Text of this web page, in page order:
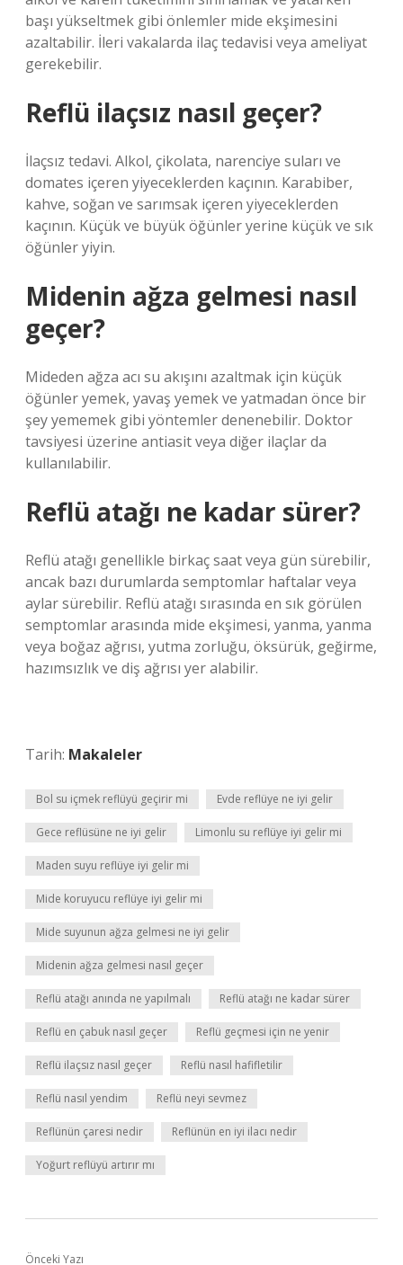
başı yükseltmek gibi önlemler mide ekşimesini
azaltabilir. İleri vakalarda ilaç tedavisi veya ameliyat
gerekebilir.
Reflü ilaçsız nasıl geçer?
İlaçsız tedavi. Alkol, çikolata, narenciye suları ve
domates içeren yiyeceklerden kaçının. Karabiber,
kahve, soğan ve sarımsak içeren yiyeceklerden
kaçının. Küçük ve büyük öğünler yerine küçük ve sık
öğünler yiyin.
Midenin ağza gelmesi nasıl
geçer?
Mideden ağza acı su akışını azaltmak için küçük
öğünler yemek, yavaş yemek ve yatmadan önce bir
şey yememek gibi yöntemler denenebilir. Doktor
tavsiyesi üzerine antiasit veya diğer ilaçlar da
kullanılabilir.
Reflü atağı ne kadar sürer?
Reflü atağı genellikle birkaç saat veya gün sürebilir,
ancak bazı durumlarda semptomlar haftalar veya
aylar sürebilir. Reflü atağı sırasında en sık görülen
semptomlar arasında mide ekşimesi, yanma, yanma
veya boğaz ağrısı, yutma zorluğu, öksürük, geğirme,
hazımsızlık ve diş ağrısı yer alabilir.
Tarih: Makaleler
Bol su içmek reflüyü geçirir mi Evde reflüye ne iyi gelir
Gece reflüsüne ne iyi gelir Limonlu su reflüye iyi gelir mi
Maden suyu reflüye iyi gelir mi
Mide koruyucu reflüye iyi gelir mi
Mide suyunun ağza gelmesi ne iyi gelir
Midenin ağza gelmesi nasıl geçer
Reflü atağı anında ne yapılmalı Reflü atağı ne kadar sürer
Reflü en çabuk nasıl geçer Reflü geçmesi için ne yenir
Reflü ilaçsız nasıl geçer Reflü nasıl hafifletilir
Reflü nasıl yendim Reflü neyi sevmez
Reflünün çaresi nedir Reflünün en iyi ilacı nedir
Yoğurt reflüyü artırır mı
Önceki Yazı